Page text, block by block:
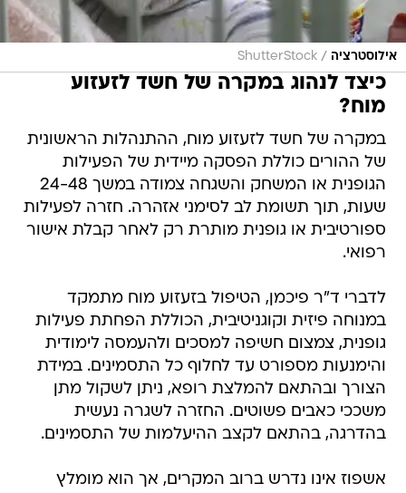
אילוסטרציה /
ShutterStock
כיצד לנהוג במקרה של חשד לזעזוע
מוח?
במקרה של חשד לזעזוע מוח, ההתנהלות הראשונית
של ההורים כוללת הפסקה מיידית של הפעילות
הגופנית או המשחק והשגחה צמודה במשך 24-48
שעות, תוך תשומת לב לסימני אזהרה. חזרה לפעילות
ספורטיבית או גופנית מותרת רק לאחר קבלת אישור
רפואי.
לדברי ד"ר פיכמן, הטיפול בזעזוע מוח מתמקד
במנוחה פיזית וקוגניטיבית, הכוללת הפחתת פעילות
גופנית, צמצום חשיפה למסכים ולהעמסה לימודית
והימנעות מספורט עד לחלוף כל התסמינים. במידת
הצורך ובהתאם להמלצת רופא, ניתן לשקול מתן
משככי כאבים פשוטים. החזרה לשגרה נעשית
בהדרגה, בהתאם לקצב ההיעלמות של התסמינים.
אשפוז אינו נדרש ברוב המקרים, אך הוא מומלץ